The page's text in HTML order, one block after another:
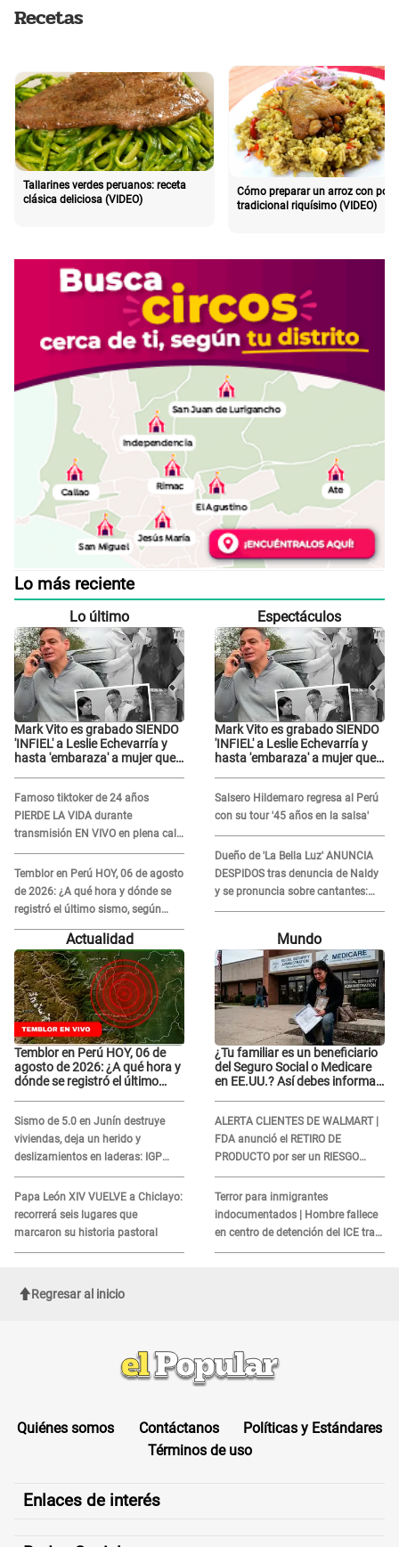
Recetas
Tallarines verdes peruanos: receta
clásica deliciosa (VIDEO)
Cómo preparar un arroz con pollo
tradicional riquísimo (VIDEO)
Lo más reciente
Lo último
Mark Vito es grabado SIENDO
'INFIEL' a Leslie Echevarría y
hasta 'embaraza' a mujer que
Famoso tiktoker de 24 años
PIERDE LA VIDA durante
transmisión EN VIVO en plena calle
y desata conmoción
Temblor en Perú HOY, 06 de agosto
de 2026: ¿A qué hora y dónde se
registró el último sismo, según
IGP?
Espectáculos
Mark Vito es grabado SIENDO
'INFIEL' a Leslie Echevarría y
hasta 'embaraza' a mujer que
Salsero Hildemaro regresa al Perú
con su tour '45 años en la salsa'
Dueño de 'La Bella Luz' ANUNCIA
DESPIDOS tras denuncia de Naldy
y se pronuncia sobre cantantes:
"Mis chicas están siendo
Actualidad
Temblor en Perú HOY, 06 de
agosto de 2026: ¿A qué hora y
dónde se registró el último
Sismo de 5.0 en Junín destruye
viviendas, deja un herido y
deslizamientos en laderas: IGP
alerta sobre posibles réplicas
Papa León XIV VUELVE a Chiclayo:
recorrerá seis lugares que
marcaron su historia pastoral
Mundo
¿Tu familiar es un beneficiario
del Seguro Social o Medicare
en EE.UU.? Así debes informar
ALERTA CLIENTES DE WALMART |
FDA anunció el RETIRO DE
PRODUCTO por ser un RIESGO
MORTAL para consumidores: ¿Cuál
es?
Terror para inmigrantes
indocumentados | Hombre fallece
en centro de detención del ICE tras
sufrir una "emergencia médica"
Regresar al inicio
Quiénes somos Contáctanos
Políticas y Estándares
Términos de uso
Enlaces de interés